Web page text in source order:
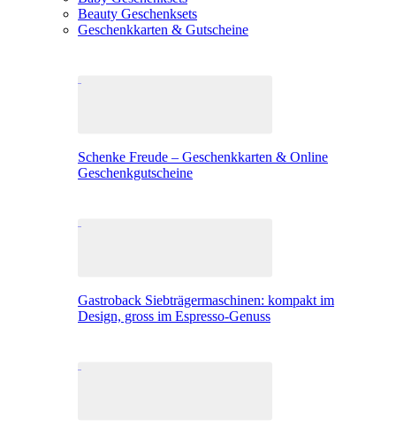
Beauty Geschenksets
Geschenkkarten & Gutscheine
Schenke Freude – Geschenkkarten & Online
Geschenkgutscheine
Gastroback Siebträgermaschinen: kompakt im
Design, gross im Espresso-Genuss